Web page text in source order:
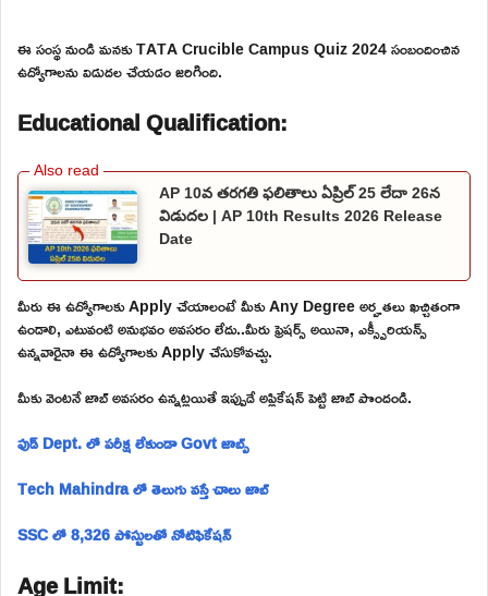
ఈ సంస్థ నుండి మనకు TATA Crucible Campus Quiz 2024 సంబందించిన
ఉద్యోగాలను విడుదల చేయడం జరిగింది.
Educational Qualification:
AP 10వ తరగతి ఫలితాలు ఏప్రిల్ 25 లేదా 26న
విడుదల | AP 10th Results 2026 Release
Date
మీరు ఈ ఉద్యోగాలకు Apply చేయాలంటే మీకు Any Degree అర్హతలు ఖచ్చితంగా
ఉండాలి, ఎటువంటి అనుభవం అవసరం లేదు..మీరు ఫ్రెషర్స్ అయినా, ఎక్స్పీరియన్స్
ఉన్నవారైనా ఈ ఉద్యోగాలకు Apply చేసుకోవచ్చు.
మీకు వెంటనే జాబ్ అవసరం ఉన్నట్లయితే ఇప్పుడే అప్లికేషన్ పెట్టి జాబ్ పొందండి.
ఫుడ్ Dept. లో పరీక్ష లేకుండా Govt జాబ్స్
Tech Mahindra లో తెలుగు వస్తే చాలు జాబ్
SSC లో 8,326 పోస్టులతో నోటిఫికేషన్
Age Limit: